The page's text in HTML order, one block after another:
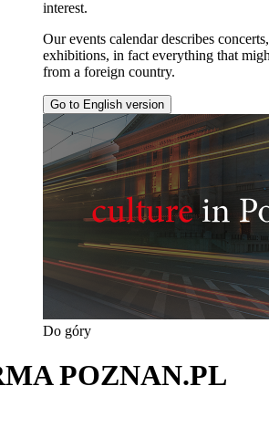
interest.
Our events calendar describes
exhibitions, in fact everything that
from a foreign country.
Go to English version
Do góry
POZNAN.PL